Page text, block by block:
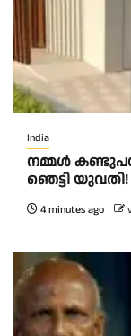
India
നമ്മൾ
ഞെട്ടി
4 minutes ago